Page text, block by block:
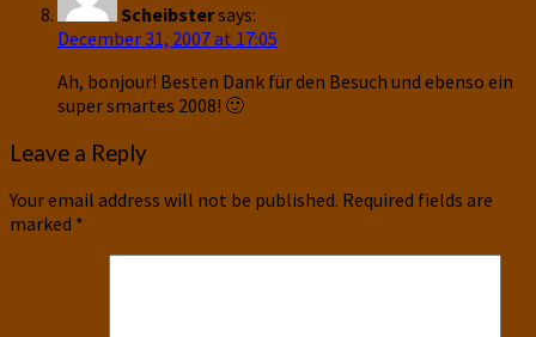
Scheibstersays:
December 31, 2007 at 17:05
Ah, bonjour! Besten Dank für den Besuch und ebenso ein
super smartes 2008! 🙂
Leave a Reply
Your email address will not be published. Required fields are
marked *